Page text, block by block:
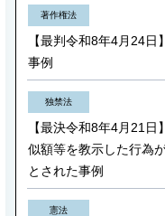
著作権法
【最判令和8年4月24
事例
独禁法
【最決令和8年4月21
似額等を教示した行為
とされた事例
憲法